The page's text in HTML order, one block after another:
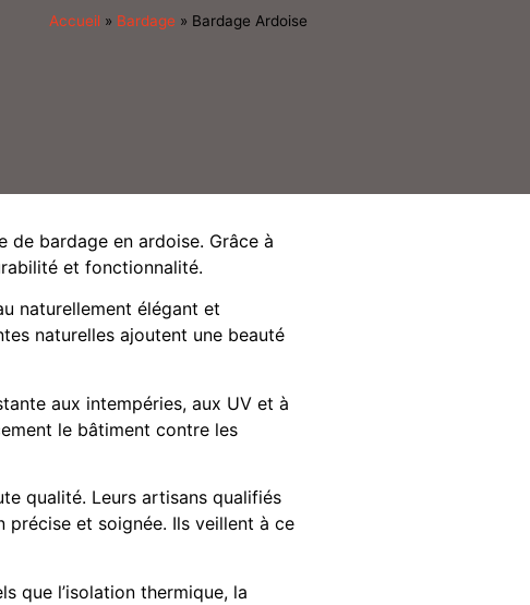
Accueil » Bardage » Bardage Ardoise
de bardage en ardoise. Grâce à
et fonctionnalité.
naturellement élégant et
naturelles ajoutent une beauté
aux intempéries, aux UV et à
le bâtiment contre les
qualité. Leurs artisans qualifiés
et soignée. Ils veillent à ce
que l’isolation thermique, la